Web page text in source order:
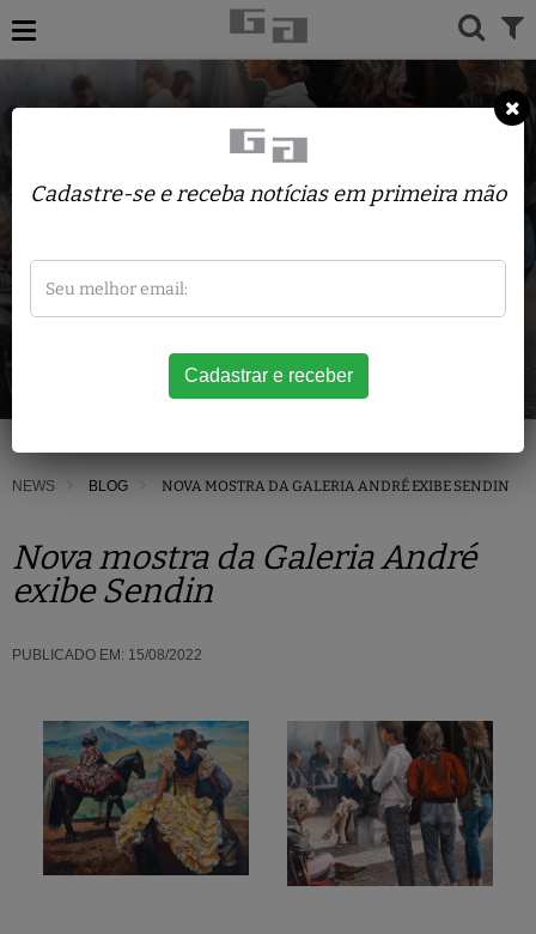
NEWS BLOG NOVA MOSTRA DA GALERIA ANDRÉ EXIBE SENDIN
Nova mostra da Galeria André
exibe Sendin
PUBLICADO EM: 15/08/2022
Cadastre-se e receba notícias em primeira mão